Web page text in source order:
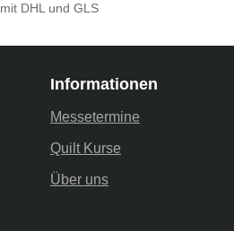
mit DHL und GLS
Informationen
Messetermine
Quilt Kurse
Über uns